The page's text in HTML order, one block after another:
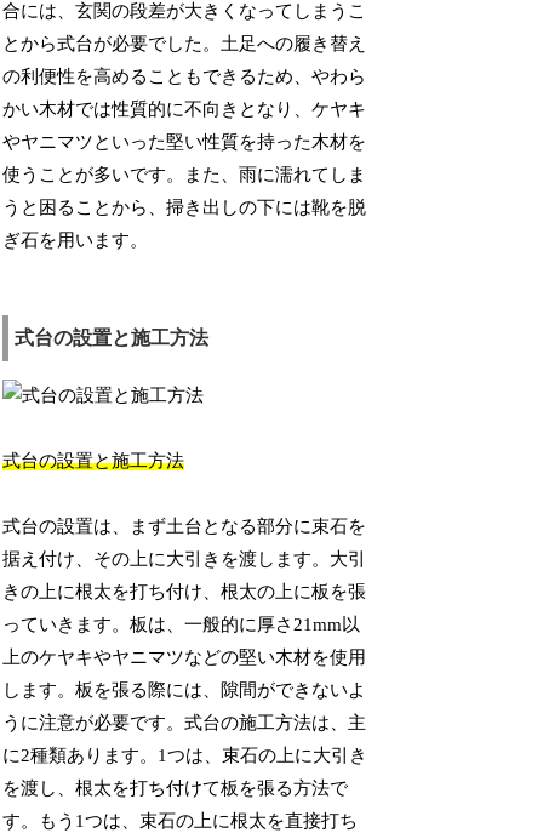
合には、玄関の段差が大きくなってしまうこ
とから式台が必要でした。土足への履き替え
の利便性を高めることもできるため、やわら
かい木材では性質的に不向きとなり、ケヤキ
やヤニマツといった堅い性質を持った木材を
使うことが多いです。また、雨に濡れてしま
うと困ることから、掃き出しの下には靴を脱
ぎ石を用います。
式台の設置と施工方法
式台の設置と施工方法
式台の設置は、まず土台となる部分に束石を
据え付け、その上に大引きを渡します。大引
きの上に根太を打ち付け、根太の上に板を張
っていきます。板は、一般的に厚さ21mm以
上のケヤキやヤニマツなどの堅い木材を使用
します。板を張る際には、隙間ができないよ
うに注意が必要です。式台の施工方法は、主
に2種類あります。1つは、束石の上に大引き
を渡し、根太を打ち付けて板を張る方法で
す。もう1つは、束石の上に根太を直接打ち